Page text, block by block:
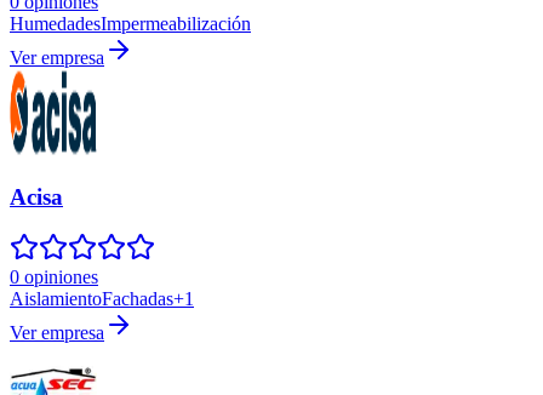
HumedadesImpermeabilización
Ver empresa
Acisa
0 opiniones
AislamientoFachadas+1
Ver empresa